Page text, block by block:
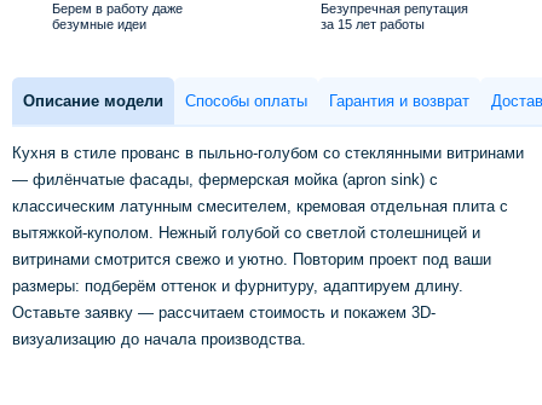
Берем в работу даже
безумные идеи
Безупречная репутация
за 15 лет работы
Описание модели Способы оплаты Гарантия и возврат
Кухня в стиле прованс в пыльно-голубом со стеклянными витринами
— филёнчатые фасады, фермерская мойка (apron sink) с
классическим латунным смесителем, кремовая отдельная плита с
вытяжкой-куполом. Нежный голубой со светлой столешницей и
витринами смотрится свежо и уютно. Повторим проект под ваши
размеры: подберём оттенок и фурнитуру, адаптируем длину.
Оставьте заявку — рассчитаем стоимость и покажем 3D-
визуализацию до начала производства.